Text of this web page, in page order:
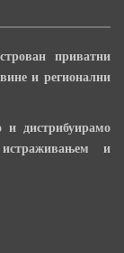
приватни
и регионални
дистрибуирамо
и